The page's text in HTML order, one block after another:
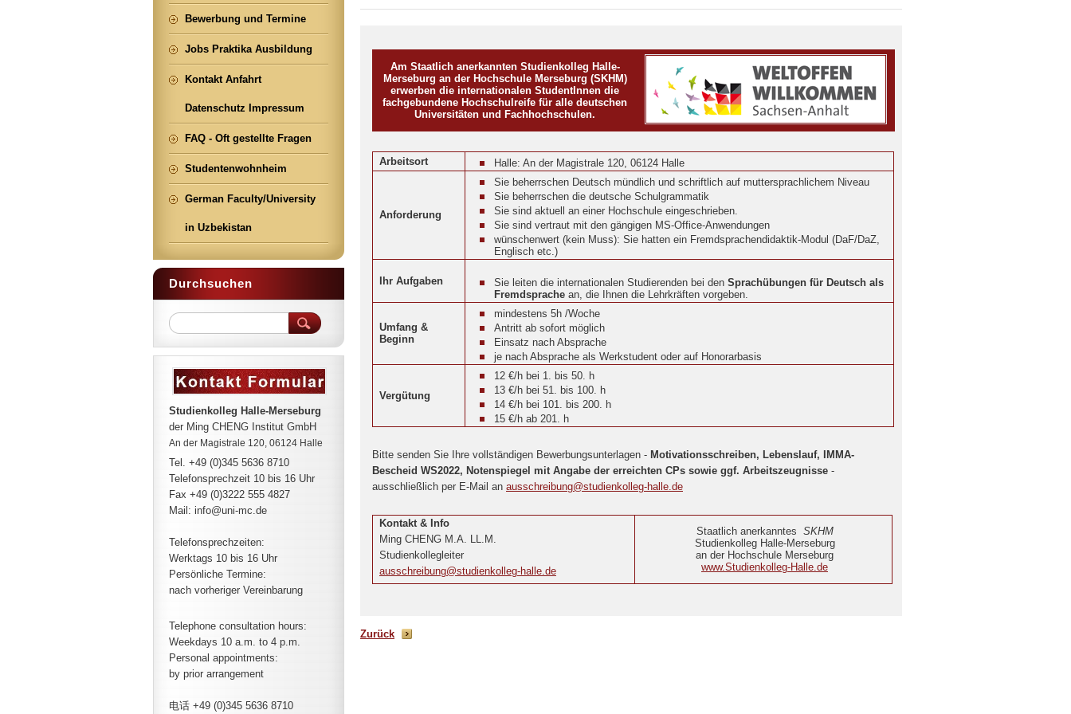
Am Staatlich anerkannten Studienkolleg Halle-
Merseburg an der Hochschule Merseburg (SKHM)
erwerben die internationalen StudentInnen die
fachgebundene Hochschulreife für alle deutschen
Universitäten und Fachhochschulen.
Arbeitsort Halle: An der Magistrale 120, 06124 Halle
Anforderung
Sie beherrschen Deutsch mündlich und schriftlich auf muttersprachlichem Niveau
Sie beherrschen die deutsche Schulgrammatik
Sie sind aktuell an einer Hochschule eingeschrieben.
Sie sind vertraut mit den gängigen MS-Office-Anwendungen
wünschenwert (kein Muss): Sie hatten ein Fremdsprachendidaktik-Modul (DaF/DaZ,
Englisch etc.)
Ihr Aufgaben Sie leiten die internationalen Studierenden bei den Sprachübungen für Deutsch als
Fremdsprache an, die Ihnen die Lehrkräften vorgeben.
Umfang &
Beginn
mindestens 5h /Woche
Antritt ab sofort möglich
Einsatz nach Absprache
je nach Absprache als Werkstudent oder auf Honorarbasis
Vergütung
12 €/h bei 1. bis 50. h
13 €/h bei 51. bis 100. h
14 €/h bei 101. bis 200. h
15 €/h ab 201. h
Bitte senden Sie Ihre vollständigen Bewerbungsunterlagen - Motivationsschreiben, Lebenslauf, IMMA-
Bescheid WS2022, Notenspiegel mit Angabe der erreichten CPs sowie ggf. Arbeitszeugnisse -
ausschließlich per E-Mail an ausschreibung@studienkolleg-halle.de
Kontakt & Info
Ming CHENG M.A. LL.M.
Studienkollegleiter
ausschreibung@studienkolleg-halle.de
Staatlich anerkanntes SKHM
Studienkolleg Halle-Merseburg
an der Hochschule Merseburg
www.Studienkolleg-Halle.de
Zurück
Bewerbung und Termine
Jobs Praktika Ausbildung
Kontakt Anfahrt
Datenschutz Impressum
FAQ - Oft gestellte Fragen
Studentenwohnheim
German Faculty/University
in Uzbekistan
Durchsuchen
Studienkolleg Halle-Merseburg
der Ming CHENG Institut GmbH
An der Magistrale 120, 06124 Halle
Tel. +49 (0)345 5636 8710
Telefonsprechzeit 10 bis 16 Uhr
Fax +49 (0)3222 555 4827
Mail: info@uni-mc.de
Telefonsprechzeiten:
Werktags 10 bis 16 Uhr
Persönliche Termine:
nach vorheriger Vereinbarung
Telephone consultation hours:
Weekdays 10 a.m. to 4 p.m.
Personal appointments:
by prior arrangement
电话 +49 (0)345 5636 8710